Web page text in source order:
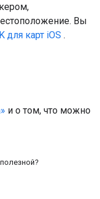
Вы
для карт iOS .
и о том, что можно